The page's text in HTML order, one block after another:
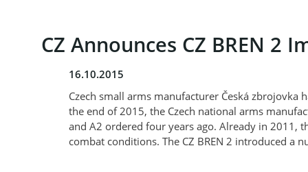
CZ Announces CZ BREN 2
16.10.2015
Czech small arms manufacturer Česká
the end of 2015, the Czech national arms
and A2 ordered four years ago. Already in 2011,
combat conditions. The CZ BREN 2 introduced a